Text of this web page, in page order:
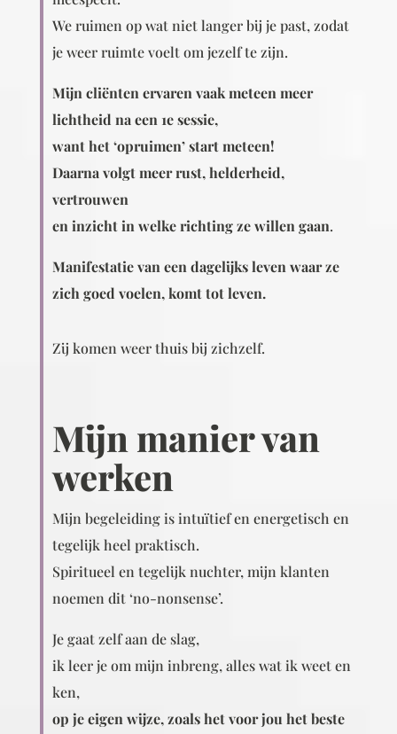
We ruimen op wat niet langer bij je past, zodat
je weer ruimte voelt om jezelf te zijn.
Mijn cliënten ervaren vaak meteen meer
lichtheid na een 1e sessie,
want het ‘opruimen’ start meteen!
Daarna volgt meer rust, helderheid,
vertrouwen
en inzicht in welke richting ze willen gaan.
Manifestatie van een dagelijks leven waar ze
zich goed voelen, komt tot leven.
Zij komen weer thuis bij zichzelf.
Mijn manier van
werken
Mijn begeleiding is intuïtief en energetisch en
tegelijk heel praktisch.
Spiritueel en tegelijk nuchter, mijn klanten
noemen dit ‘no-nonsense’.
Je gaat zelf aan de slag,
ik leer je om mijn inbreng, alles wat ik weet en
ken,
op je eigen wijze, zoals het voor jou het beste